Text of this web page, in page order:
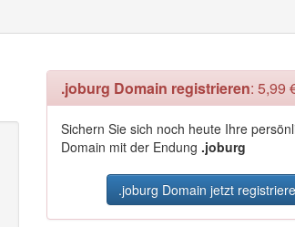
.joburg Domain registrieren: 5,99
Sichern Sie sich noch heute Ihre
Domain mit der Endung .joburg
.joburg Domain jetzt